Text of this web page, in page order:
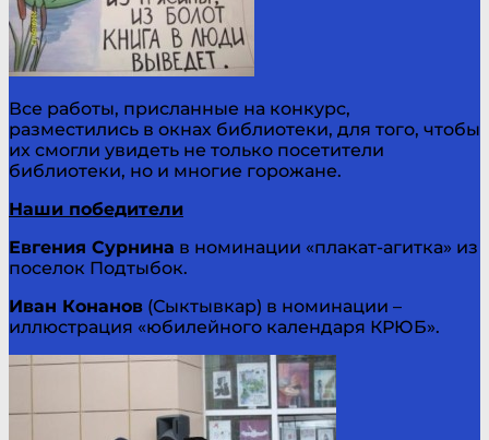
Все работы, присланные на конкурс,
разместились в окнах библиотеки, для того, чтобы
их смогли увидеть не только посетители
библиотеки, но и многие горожане.
Наши победители
Евгения Сурнина в номинации «плакат-агитка» из
поселок Подтыбок.
Иван Конанов (Сыктывкар) в номинации –
иллюстрация «юбилейного календаря КРЮБ».